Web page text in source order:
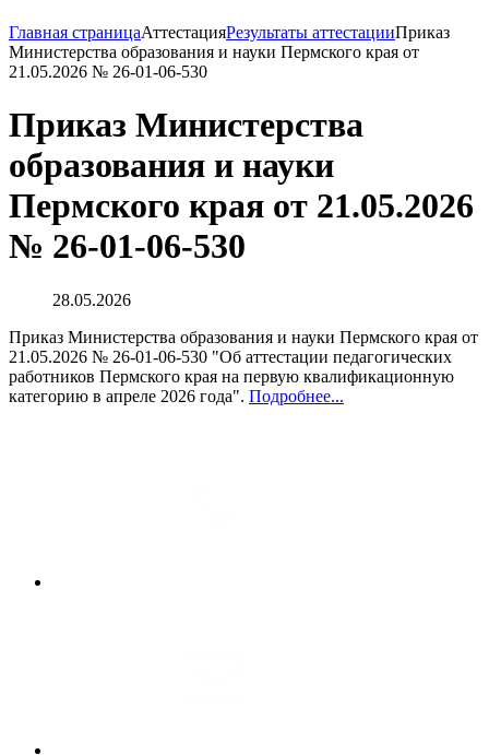
Главная страницаАттестацияРезультаты аттестацииПриказ
Министерства образования и науки Пермского края от
21.05.2026 № 26-01-06-530
Приказ Министерства
образования и науки
Пермского края от 21.05.2026
№ 26-01-06-530
28.05.2026
Приказ Министерства образования и науки Пермского края от
21.05.2026 № 26-01-06-530 "Об аттестации педагогических
работников Пермского края на первую квалификационную
категорию в апреле 2026 года". Подробнее...